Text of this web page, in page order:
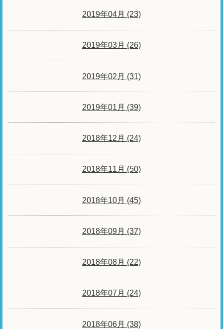
2019年04月 (23)
2019年03月 (26)
2019年02月 (31)
2019年01月 (39)
2018年12月 (24)
2018年11月 (50)
2018年10月 (45)
2018年09月 (37)
2018年08月 (22)
2018年07月 (24)
2018年06月 (38)